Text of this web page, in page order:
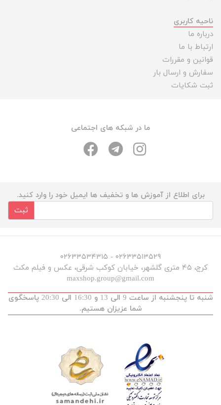
ناحیه کاربری
درباره ما
ارتباط با ما
قوانین و مقررات
سفارش و ارسال بار
ثبت شکایات
ما در شبکه های اجتماعی
برای اطلاع از آموزش ها و تخفیف ها ایمیل خود را وارد کنید.
ثبت
۰۲۶۳۳۵۱۳۵۲۹ - ۰۲۶۳۳۵۳۴۳۱۵
کرج، ۴۵ متری گلشهر، خیابان کوکب شرقی، عکس و فیلم مکث
maxshop.group@gmail.com
شنبه تا پنجشنبه از ساعت 9 الی 13 و 16:30 الی 20:30 پاسخگوی
شما عزیزان هستیم.